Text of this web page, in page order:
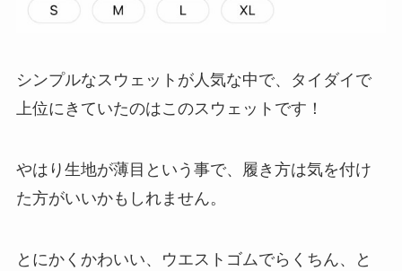
シンプルなスウェットが人気な中で、タイダイで
上位にきていたのはこのスウェットです！
やはり生地が薄目という事で、履き方は気を付け
た方がいいかもしれません。
とにかくかわいい、ウエストゴムでらくちん、と